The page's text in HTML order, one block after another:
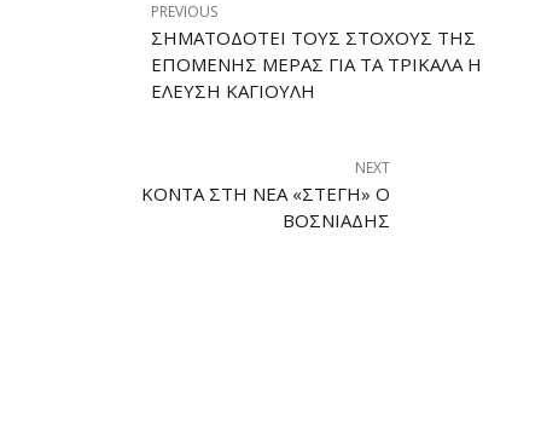
PREVIOUS
ΣΗΜΑΤΟΔΟΤΕΊ ΤΟΥΣ ΣΤΌΧΟΥΣ ΤΗΣ
ΕΠΌΜΕΝΗΣ ΜΈΡΑΣ ΓΙΑ ΤΑ ΤΡΊΚΑΛΑ Η
ΈΛΕΥΣΗ ΚΑΓΙΟΎΛΗ
NEXT
ΚΟΝΤΆ ΣΤΗ ΝΈΑ «ΣΤΈΓΗ» Ο
ΒΟΣΝΙΆΔΗΣ